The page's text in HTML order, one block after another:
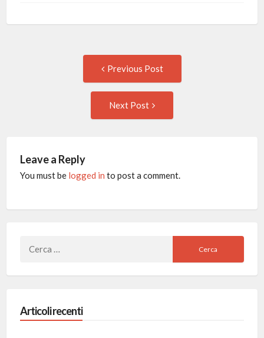
navigation
Previous Post
Next Post
Leave a Reply
You must be logged in to post a comment.
Articoli recenti